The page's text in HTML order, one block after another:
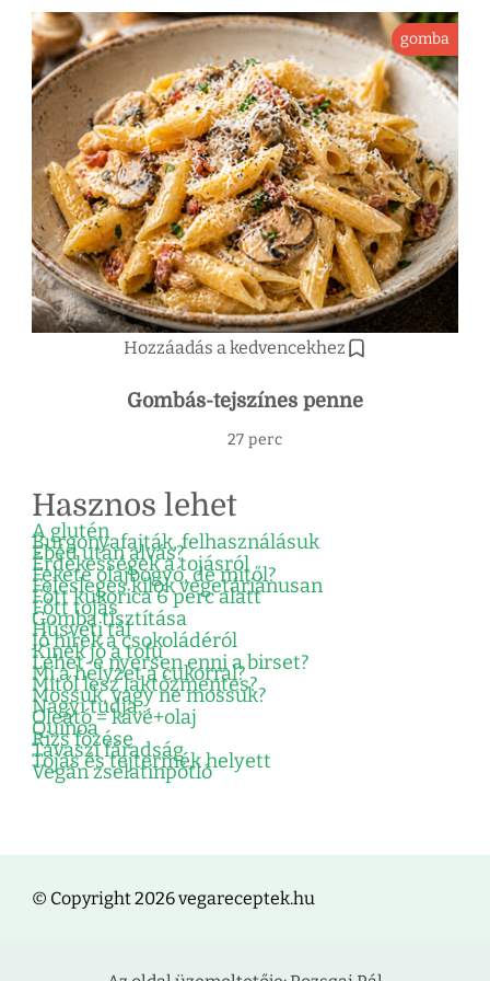
Hozzáadás a kedvencekhez
gomba
Gombás-tejszínes penne
27 perc
Hasznos lehet
A glutén
Burgonyafajták, felhasználásuk
Ebéd után alvás?
Érdekességek a tojásról
Fekete olajbogyó, de mitől?
Felesleges kilók vegetáriánusan
Főtt kukorica 6 perc alatt
Főtt tojás
Gomba tisztítása
Húsvéti tál
Jó hírek a csokoládéról
Kinek jó a tofu
Lehet-e nyersen enni a birset?
Mi a helyzet a cukorral?
Mitől lesz laktózmentes?
Mossuk, vagy ne mossuk?
Nagyi tudja…
Oleátó = kávé+olaj
Quinoa
Rizs főzése
Tavaszi fáradság
Tojás és tejtermék helyett
Vegán zselatinpótló
© Copyright 2026 vegareceptek.hu